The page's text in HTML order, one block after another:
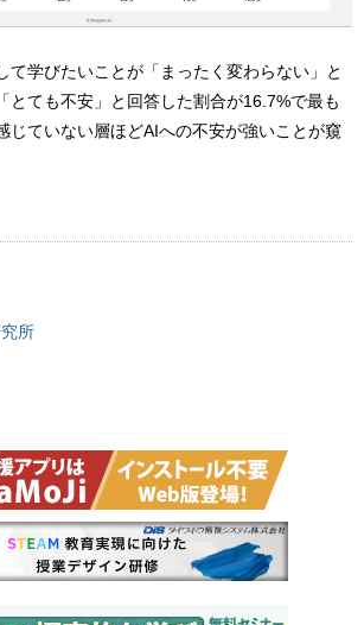
て学びたいことが「まったく変わらない」と
とても不安」と回答した割合が16.7%で最も
じていない層ほどAIへの不安が強いことが窺
所